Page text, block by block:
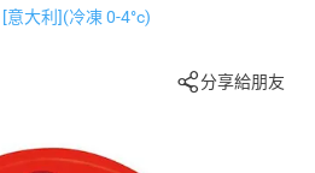
大利](冷凍 0-4°c)
分享給朋友